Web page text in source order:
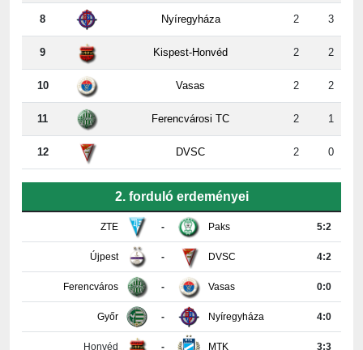
9 Kispest-Honvéd 2 2
10 Vasas 2 2
11 Ferencvárosi TC 2 1
12 DVSC 2 0
ZTE - Paks
Újpest DVSC 4:2
Ferencváros Vasas 0:0
Győr Nyíregyháza 4:0
Honvéd MTK 3:3
PAFC Kisvárda 0:2